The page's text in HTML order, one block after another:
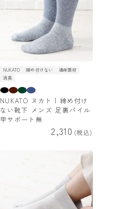
NUKATO 締め付けない
通年素材
消臭
NUKATO ヌカト | 締め付け
ない靴下 メンズ 足裏パイル
甲サポート無
2,310 税込